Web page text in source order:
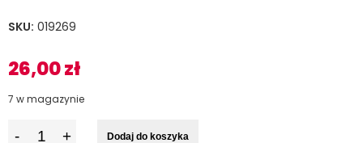
SKU: 019269
26,00zł
7 w magazynie
Dodaj do koszyka